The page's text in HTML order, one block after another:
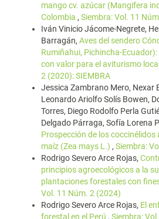
mango cv. azúcar (Mangifera
Colombia , Siembra: Vol. 11
Iván Vinicio Jácome-Negrete,
Barragán, Aves del sendero
Rumiñahui, Pichincha-
con valor para el aviturismo local
2 (2020): SIEMBRA
Jessica Zambrano Mero, Nexar
Leonardo Ariolfo Solís Bowen,
Torres, Diego Rodolfo Perla
Delgado Párraga, Sofía Lorena
Prospección de los
maíz (Zea mays L.) , Siembra:
Rodrigo Severo Arce Rojas,
principios agroecológicos a la
plantaciones forestales con
Vol. 11 Núm. 2 (2024)
Rodrigo Severo Arce Rojas, El
forestal en el Perú , Siembra: